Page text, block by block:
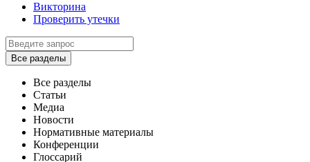
Викторина
Проверить утечки
Все разделы
Все разделы
Статьи
Медиа
Новости
Нормативные материалы
Конференции
Глоссарий